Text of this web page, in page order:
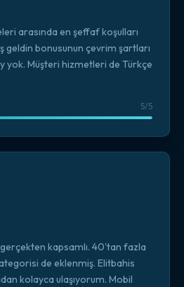
arasında en şeffaf koşulları
geldin bonusunun çevrim şartları
yok. Müşteri hizmetleri de Türkçe
5/5
kapsamlı. 40'tan fazla
de eklenmiş. Elitbahis
kolayca ulaşıyorum. Mobil